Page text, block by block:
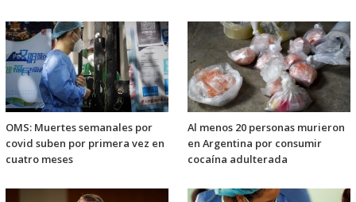
OMS: Muertes semanales por
covid suben por primera vez en
cuatro meses
Al menos 20 personas murieron
en Argentina por consumir
cocaína adulterada